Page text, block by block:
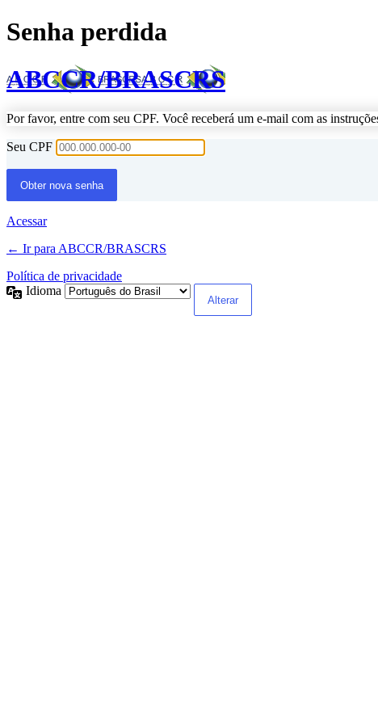
Senha perdida
ABCCR/BRASCRS
Por favor, entre com seu CPF. Você receberá um e-mail com as
Seu CPF
Acessar
← Ir para ABCCR/BRASCRS
Política de privacidade
Idioma